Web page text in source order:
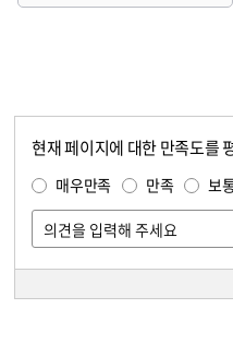
현재 페이지에 대한 만족도를
매우만족 만족 보